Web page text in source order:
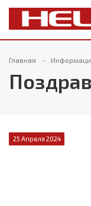
Главная
25 Апреля 2024